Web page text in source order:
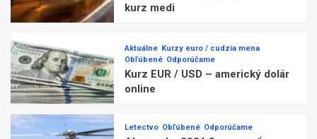
kurz medi
Aktuálne Kurzy euro / cudzia mena
Obľúbené Odporúčame
Kurz EUR / USD – americký dolár
online
Letectvo Obľúbené Odporúčame